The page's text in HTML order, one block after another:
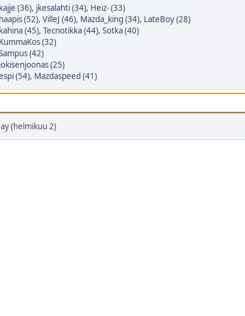
kajje (36), jkesalahti (34), Heiz- (33)
haapis (52), VilleJ (46), Mazda_king (34), LateBoy (28)
kahina (45), Tecnotikka (44), Sotka (40)
KummaKos (32)
(42)
jokisenjoonas (25)
(54), Mazdaspeed (41)
(helmikuu 2)